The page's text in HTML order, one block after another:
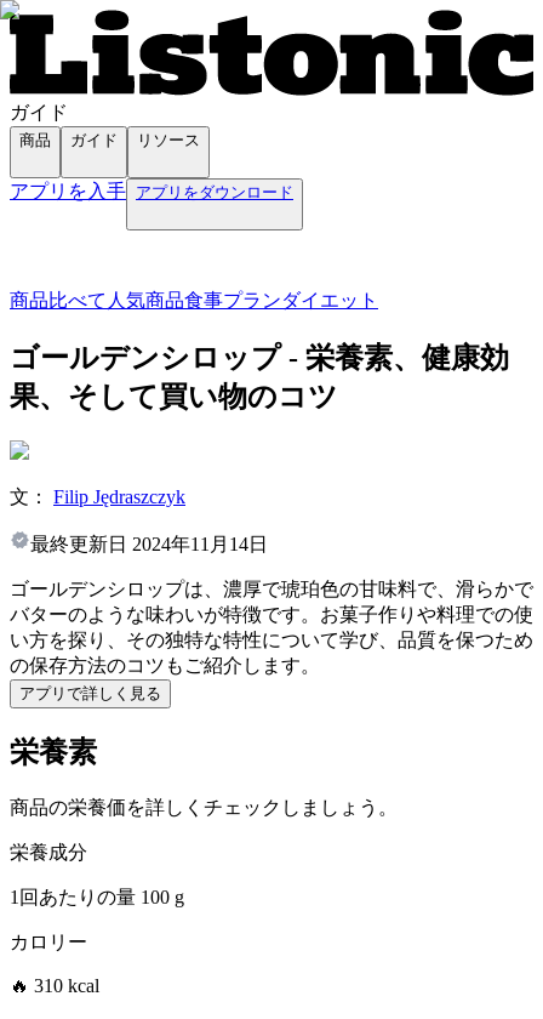
ガイド
商品 ガイド リソース
アプリを入手 アプリをダウンロード
商品比べて 人気商品食事プランダイエット
ゴールデンシロップ - 栄養素、健康効
果、そして買い物のコツ
文： Filip Jędraszczyk
最終更新日 2024年11月14日
ゴールデンシロップは、濃厚で琥珀色の甘味料で、滑らかで
バターのような味わいが特徴です。お菓子作りや料理での使
い方を探り、その独特な特性について学び、品質を保つため
の保存方法のコツもご紹介します。
アプリで詳しく見る
栄養素
商品の栄養価を詳しくチェックしましょう。
栄養成分
1回あたりの量 100 g
カロリー
🔥 310 kcal